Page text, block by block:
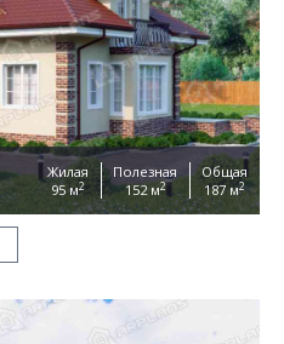
Жилая
95 м2
Полезная
152 м2
Общая
187 м2